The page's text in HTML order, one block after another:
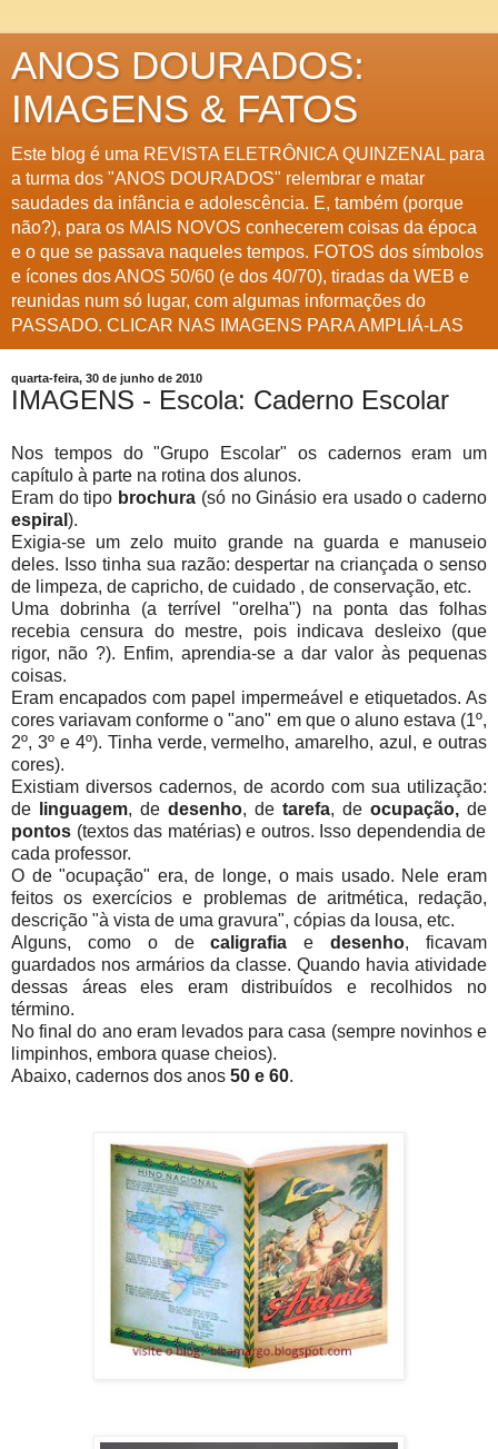
ANOS DOURADOS:
IMAGENS & FATOS
Este blog é uma REVISTA ELETRÔNICA QUINZENAL para
a turma dos "ANOS DOURADOS" relembrar e matar
saudades da infância e adolescência. E, também (porque
não?), para os MAIS NOVOS conhecerem coisas da época
e o que se passava naqueles tempos. FOTOS dos símbolos
e ícones dos ANOS 50/60 (e dos 40/70), tiradas da WEB e
reunidas num só lugar, com algumas informações do
PASSADO. CLICAR NAS IMAGENS PARA AMPLIÁ-LAS
quarta-feira, 30 de junho de 2010
IMAGENS - Escola: Caderno Escolar
Nos tempos do "Grupo Escolar" os cadernos eram um
capítulo à parte na rotina dos alunos.
Eram do tipo brochura (só no Ginásio era usado o caderno
espiral ).
Exigia-se um zelo muito grande na guarda e manuseio
deles. Isso tinha sua razão: despertar na criançada o senso
de limpeza, de capricho, de cuidado , de conservação, etc.
Uma dobrinha (a terrível "orelha") na ponta das folhas
recebia censura do mestre, pois indicava desleixo (que
rigor, não ?). Enfim, aprendia-se a dar valor às pequenas
coisas.
Eram encapados com papel impermeável e etiquetados. As
cores variavam conforme o "ano" em que o aluno estava (1º,
2º, 3º e 4º). Tinha verde, vermelho, amarelho, azul, e outras
cores).
Existiam diversos cadernos, de acordo com sua utilização:
de
linguagem, de desenho, de tarefa, de ocupação, de
pontos (textos das matérias) e outros. Isso dependendia de
cada professor.
O de "ocupação" era, de longe, o mais usado. Nele eram
feitos os exercícios e problemas de aritmética, redação,
descrição "à vista de uma gravura", cópias da lousa, etc.
Alguns, como o decaligrafia edesenho, ficavam
guardados nos armários da classe. Quando havia atividade
dessas áreas eles eram distribuídos e recolhidos no
término.
No final do ano eram levados para casa (sempre novinhos e
limpinhos, embora quase cheios).
Abaixo, cadernos dos anos 50 e 60.